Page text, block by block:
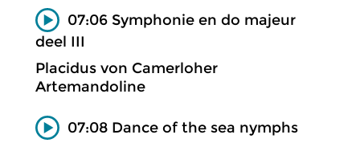
07:06 Symphonie en do majeur
deel III
Placidus von Camerloher
Artemandoline
07:08 Dance of the sea nymphs